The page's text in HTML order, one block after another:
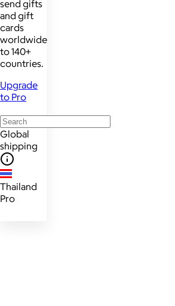
send gifts
and gift
cards
worldwide
to 140+
countries.
Upgrade
to Pro
Global
shipping
Thailand
Pro